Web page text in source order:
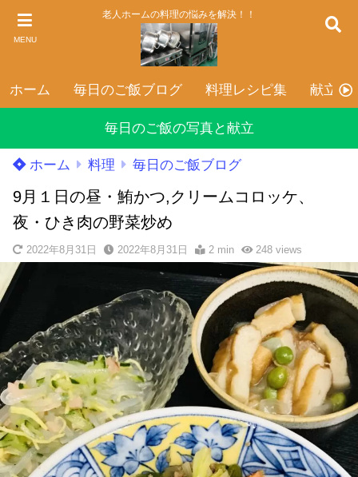
MENU
老人ホームの料理の悩みを解決！！
ホーム 毎日のご飯ブログ 料理レシピ集 献立表
毎日のご飯の写真と献立
ホーム 料理 毎日のご飯ブログ
9月１日の昼・鮪かつ,クリームコロッケ、
夜・ひき肉の野菜炒め
2022年8月31日 2022年8月31日 2 min 248views